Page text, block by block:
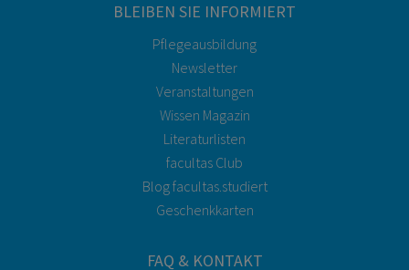
BLEIBEN SIE INFORMIERT
Pflegeausbildung
Newsletter
Veranstaltungen
Wissen Magazin
Literaturlisten
facultas Club
Blog facultas.studiert
Geschenkkarten
FAQ & KONTAKT